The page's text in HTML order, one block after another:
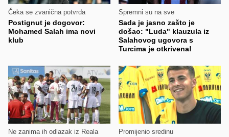
Čeka se zvanična potvrda
Postignut je dogovor:
Mohamed Salah ima novi
klub
Spremni su na sve
Sada je jasno zašto je
došao: "Luda" klauzula iz
Salahovog ugovora s
Turcima je otkrivena!
Ne zanima ih odlazak iz Reala Promijenio sredinu